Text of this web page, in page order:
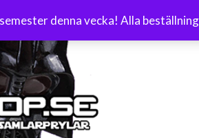
denna vecka! Alla
Frakt 89 kr